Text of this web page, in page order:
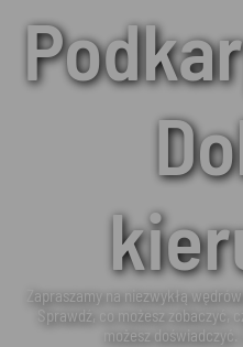
Zapraszamy na niezwykłą
Sprawdź, co możesz zobaczyć,
możesz